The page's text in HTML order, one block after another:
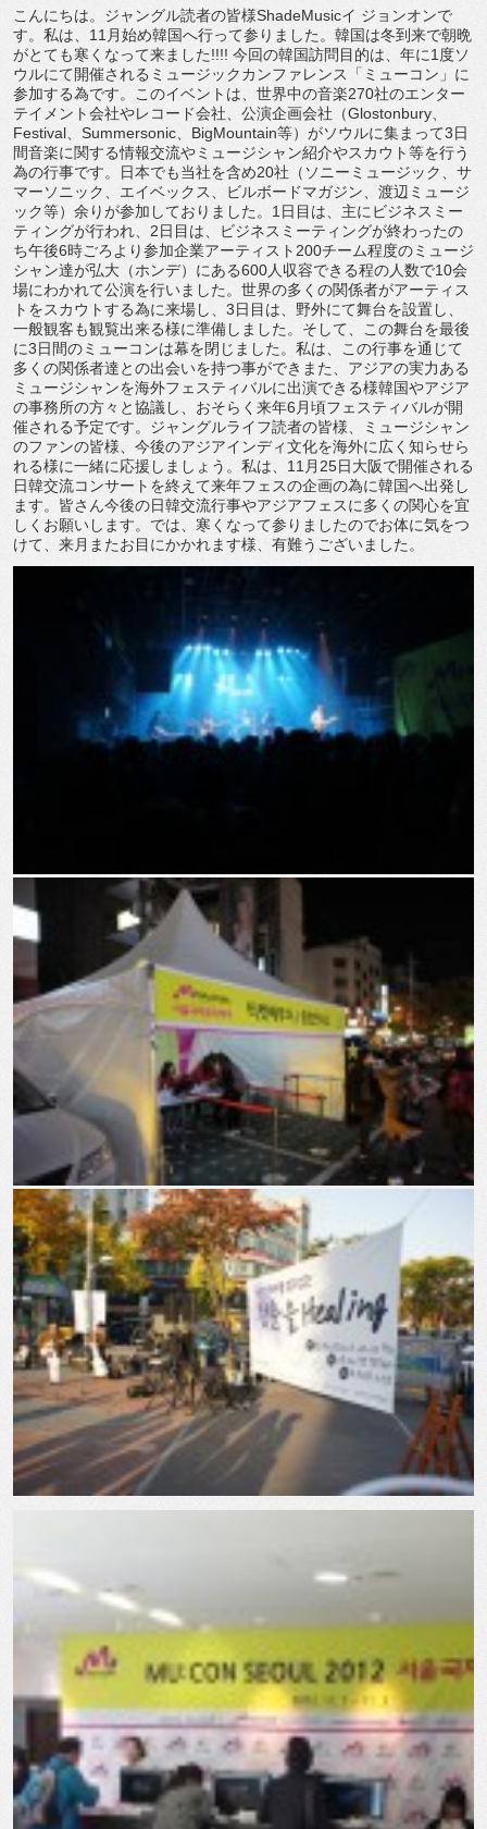
こんにちは。ジャングル読者の皆様ShadeMusicイ ジョンオンで
す。私は、11月始め韓国へ行って参りました。韓国は冬到来で朝晩
がとても寒くなって来ました!!!! 今回の韓国訪問目的は、年に1度ソ
ウルにて開催されるミュージックカンファレンス「ミューコン」に
参加する為です。このイベントは、世界中の音楽270社のエンター
テイメント会社やレコード会社、公演企画会社（Glostonbury、
Festival、Summersonic、BigMountain等）がソウルに集まって3日
間音楽に関する情報交流やミュージシャン紹介やスカウト等を行う
為の行事です。日本でも当社を含め20社（ソニーミュージック、サ
マーソニック、エイベックス、ビルボードマガジン、渡辺ミュージ
ック等）余りが参加しておりました。1日目は、主にビジネスミー
ティングが行われ、2日目は、ビジネスミーティングが終わったの
ち午後6時ごろより参加企業アーティスト200チーム程度のミュージ
シャン達が弘大（ホンデ）にある600人収容できる程の人数で10会
場にわかれて公演を行いました。世界の多くの関係者がアーティス
トをスカウトする為に来場し、3日目は、野外にて舞台を設置し、
一般観客も観覧出来る様に準備しました。そして、この舞台を最後
に3日間のミューコンは幕を閉じました。私は、この行事を通じて
多くの関係者達との出会いを持つ事ができまた、アジアの実力ある
ミュージシャンを海外フェスティバルに出演できる様韓国やアジア
の事務所の方々と協議し、おそらく来年6月頃フェスティバルが開
催される予定です。ジャングルライフ読者の皆様、ミュージシャン
のファンの皆様、今後のアジアインディ文化を海外に広く知らせら
れる様に一緒に応援しましょう。私は、11月25日大阪で開催される
日韓交流コンサートを終えて来年フェスの企画の為に韓国へ出発し
ます。皆さん今後の日韓交流行事やアジアフェスに多くの関心を宜
しくお願いします。では、寒くなって参りましたのでお体に気をつ
けて、来月またお目にかかれます様、有難うございました。